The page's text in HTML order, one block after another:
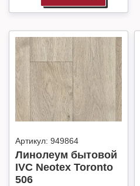
Артикул: 949864
Линолеум бытовой
IVC Neotex Toronto
506